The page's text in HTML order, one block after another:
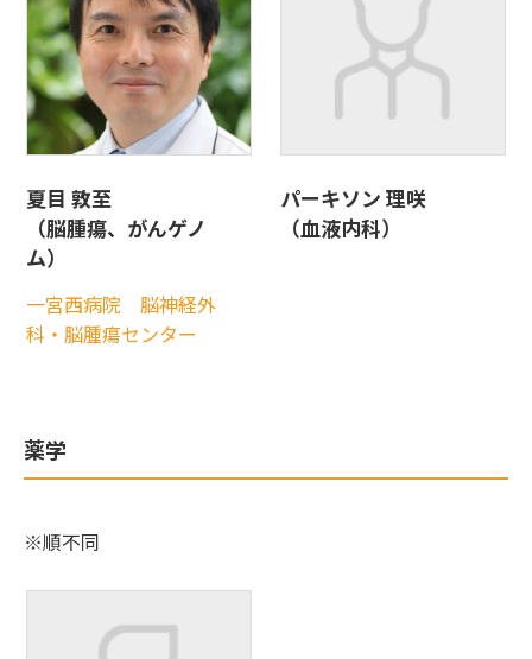
夏目 敦至
（脳腫瘍、がんゲノ
ム）
一宮西病院 脳神経外
科・脳腫瘍センター
パーキソン 理咲
（血液内科）
薬学
※順不同